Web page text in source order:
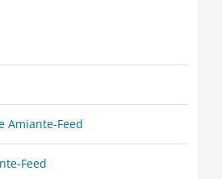
Amiante-Feed
Feed